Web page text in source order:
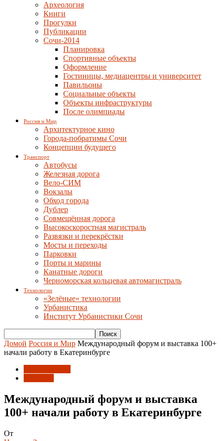
Археология
Книги
Прогулки
Публикации
Сочи-2014
Планировка
Спортивные объекты
Оформление
Гостиницы, медиацентры и университет
Павильоны
Социальные объекты
Объекты инфраструктуры
После олимпиады
Россия и Мир
Архитектурное кино
Города-побратимы Сочи
Концепции будущего
Транспорт
Автобусы
Железная дорога
Вело-СИМ
Вокзалы
Обход города
Дублер
Совмещённая дорога
Высокоскоростная магистраль
Развязки и перекрёстки
Мосты и переходы
Парковки
Порты и марины
Канатные дороги
Черноморская кольцевая автомагистраль
Технологии
«Зелёные» технологии
Урбанистика
Институт Урбанистики Сочи
Домой Россия и Мир Международный форум и выставка 100+
начали работу в Екатеринбурге
Международный форум и выставка
100+ начали работу в Екатеринбурге
От